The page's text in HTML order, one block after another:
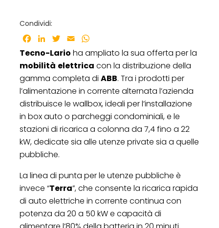
Condividi:
Facebook
LinkedInTwitter
Email
Tecno-Lario ha ampliato la sua offerta per la
mobilità elettrica con la distribuzione della
gamma completa di ABB. Tra i prodotti per
l’alimentazione in corrente alternata l’azienda
distribuisce le wallbox, ideali per l’installazione
in box auto o parcheggi condominiali, e le
stazioni di ricarica a colonna da 7,4 fino a 22
kW, dedicate sia alle utenze private sia a quelle
pubbliche.
La linea di punta per le utenze pubbliche è
invece “Terra”, che consente la ricarica rapida
di auto elettriche in corrente continua con
potenza da 20 a 50 kW e capacità di